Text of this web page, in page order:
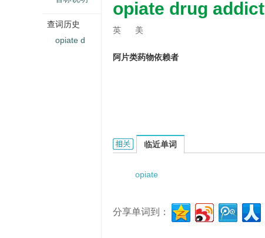
opiate drug addict
英 美
阿片类药物依赖者
opiate drug addict的相关资料：
临近单词
opiate
分享单词到：
查词历史
opiate d